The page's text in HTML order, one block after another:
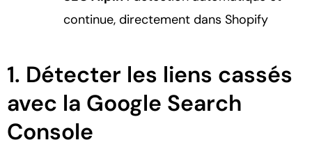
continue, directement dans Shopify
1. Détecter les liens cassés
avec la Google Search
Console